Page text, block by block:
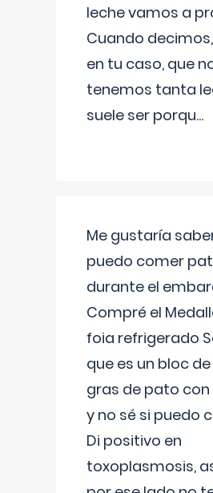
leche vamos a
Cuando
en tu caso, que
tenemos tanta
suele ser porqu...
Me gustaría
puedo comer
durante el
Compré el
foia refrigerado
que es un bloc
gras de pato
y no sé si puedo
Di positivo en
toxoplasmosis,